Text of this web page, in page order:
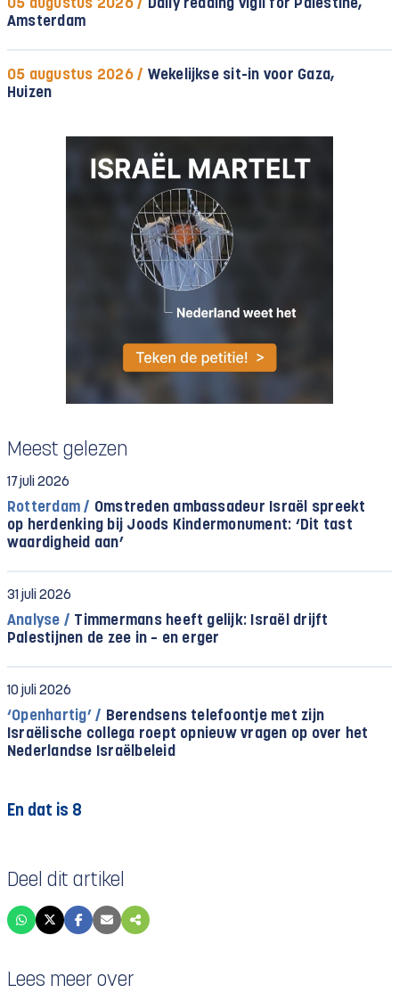
05 augustus 2026 / Daily reading vigil for Palestine,
Amsterdam
05 augustus 2026 / Wekelijkse sit-in voor Gaza,
Huizen
Meest gelezen
17 juli 2026
Rotterdam / Omstreden ambassadeur Israël spreekt
op herdenking bij Joods Kindermonument: ‘Dit tast
waardigheid aan’
31 juli 2026
Analyse / Timmermans heeft gelijk: Israël drijft
Palestijnen de zee in – en erger
10 juli 2026
‘Openhartig’ / Berendsens telefoontje met zijn
Israëlische collega roept opnieuw vragen op over het
Nederlandse Israëlbeleid
En dat is 8
Deel dit artikel
Lees meer over